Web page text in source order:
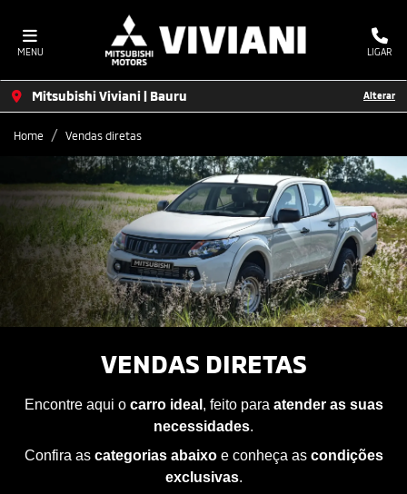
MENU LIGAR
Mitsubishi Viviani | Bauru Alterar
Home Vendas diretas
VENDAS DIRETAS
Encontre aqui ocarro ideal, feito paraatender as suas
necessidades.
Confira ascategorias abaixoe conheça ascondições
exclusivas.